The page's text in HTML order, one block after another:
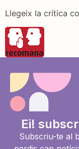
Llegeix la crítica
Ei!
Subscriu-te al